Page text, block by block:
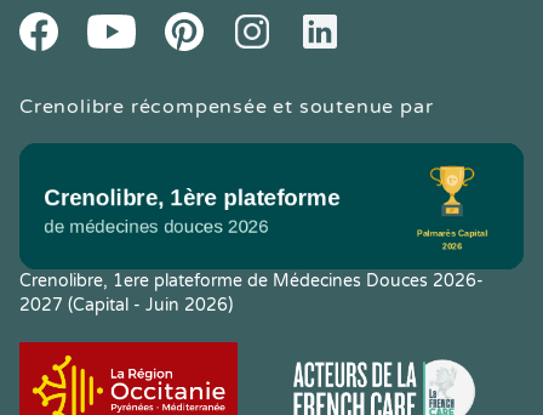
FacebookYoutube PinteresetInstagramLinkedIn
Crenolibre récompensée et soutenue par
Crenolibre, 1ere plateforme de Médecines Douces 2026-
2027 (Capital - Juin 2026)